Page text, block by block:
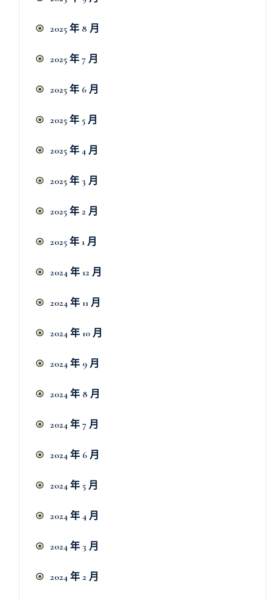
2025 年 8 月
2025 年 7 月
2025 年 6 月
2025 年 5 月
2025 年 4 月
2025 年 3 月
2025 年 2 月
2025 年 1 月
2024 年 12 月
2024 年 11 月
2024 年 10 月
2024 年 9 月
2024 年 8 月
2024 年 7 月
2024 年 6 月
2024 年 5 月
2024 年 4 月
2024 年 3 月
2024 年 2 月